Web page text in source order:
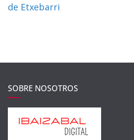
de Etxebarri
SOBRE NOSOTROS